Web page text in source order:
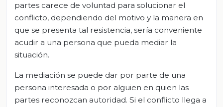
partes carece de voluntad para solucionar el
conflicto, dependiendo del motivo y la manera en
que se presenta tal resistencia, sería conveniente
acudir a una persona que pueda mediar la
situación.
La mediación se puede dar por parte de una
persona interesada o por alguien en quien las
partes reconozcan autoridad. Si el conflicto llega a